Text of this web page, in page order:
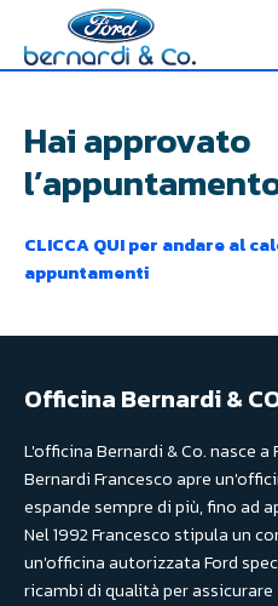
Hai approvato
CLICCA QUI per andare al
appuntamenti
Officina Bernardi &
L'officina Bernardi & Co. nasce a
Bernardi Francesco apre
espande sempre di più, fino ad
Nel 1992 Francesco stipula un
un'officina autorizzata Ford
ricambi di qualità per